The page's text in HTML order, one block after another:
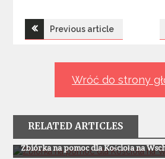
Nawigacja
Previous article
Wróć do strony
RELATED ARTICLES
Z Życia Parafii
Zbiórka na pomoc dla Kościoła na